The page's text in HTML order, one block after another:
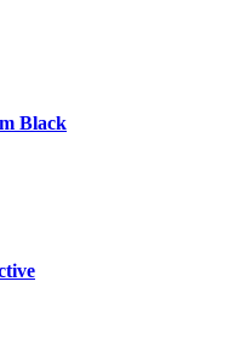
Black